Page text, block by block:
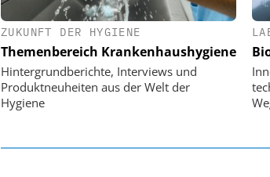
ZUKUNFT DER HYGIENE
Themenbereich Krankenhaushygiene
Hintergrundberichte, Interviews und
Produktneuheiten aus der Welt der
Hygiene
EASY SOFTWARE AG
Digitalisierung im
Personalmanagement: Von digitaler
Ordnung zur KI-fähigen Steuerung